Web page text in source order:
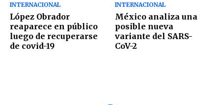
INTERNACIONAL
López Obrador
reaparece en público
luego de recuperarse
de covid-19
INTERNACIONAL
México analiza una
posible nueva
variante del SARS-
CoV-2